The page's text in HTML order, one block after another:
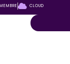
CLOUD